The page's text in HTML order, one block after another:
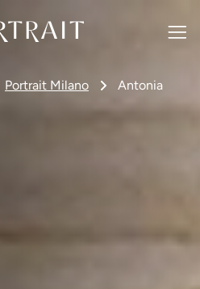
Portrait Milano Antonia